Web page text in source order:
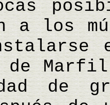
a los
de
de